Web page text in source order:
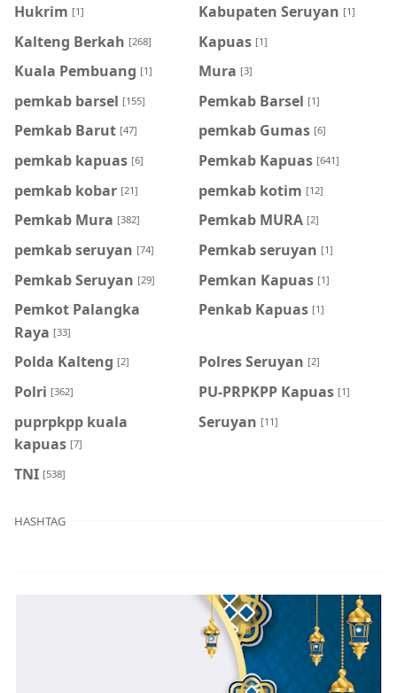
Hukrim [1] Kabupaten Seruyan [1]
Kalteng Berkah [268] Kapuas [1]
Kuala Pembuang [1] Mura [3]
pemkab barsel [155] Pemkab Barsel [1]
Pemkab Barut [47] pemkab Gumas [6]
pemkab kapuas [6] Pemkab Kapuas [641]
pemkab kobar [21] pemkab kotim [12]
Pemkab Mura [382] Pemkab MURA [2]
pemkab seruyan [74] Pemkab seruyan [1]
Pemkab Seruyan [29] Pemkan Kapuas [1]
Pemkot Palangka
Raya [33]
Penkab Kapuas [1]
Polda Kalteng [2] Polres Seruyan [2]
Polri [362] PU-PRPKPP Kapuas [1]
puprpkpp kuala
kapuas [7]
Seruyan [11]
TNI [538]
HASHTAG